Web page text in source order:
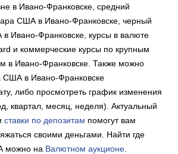
в Ивано-Франковске, средний
США в Ивано-Франковске, черный
Ивано-Франковске, курсы в валюте
и коммерческие курсы по крупным
в Ивано-Франковске. Также можно
США в Ивано-Франковске
либо просмотреть график изменения
квартал, месяц, неделя). Актуальный
ставки по депозитам помогут вам
своими деньгами. Найти где
можно на Валютном аукционе